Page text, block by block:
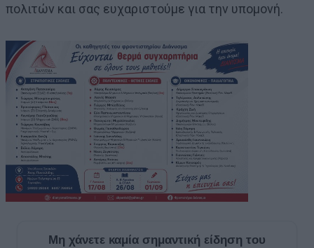
πολιτών και σας ευχαριστούμε για την υπομονή.
Μη χάνετε καμία σημαντική είδηση του